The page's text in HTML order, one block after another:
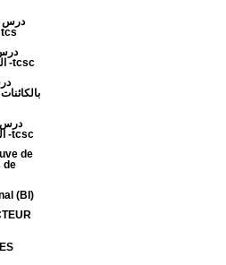
درس
البيئة - علوم الحياة و الارض tcs
درس
التحول - علوم الحياة و الارض -tcsc
درس
الطاقة - علوم الحياة و الارض -tcsc
de
de
(BI)